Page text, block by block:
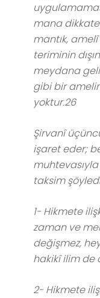
mana dikkate
mantık,
teriminin
meydana
gibi bir
yoktur.26
Şirvanî
işaret eder;
taksim
1- Hikmete
zaman ve
değişmez,
hakikî ilim de
2- Hikmete